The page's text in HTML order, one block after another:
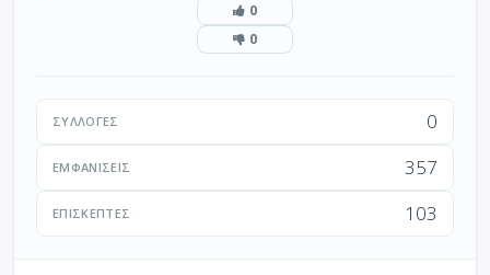
0
0
ΣΥΛΛΟΓΈΣ 0
ΕΜΦΑΝΊΣΕΙΣ 357
ΕΠΙΣΚΈΠΤΕΣ 103